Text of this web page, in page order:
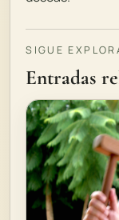
SIGUE
Entradas